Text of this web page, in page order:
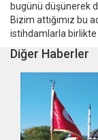
bugünü düşünerek
Bizim attığımız bu
istihdamlarla birlikte
Diğer Haberler